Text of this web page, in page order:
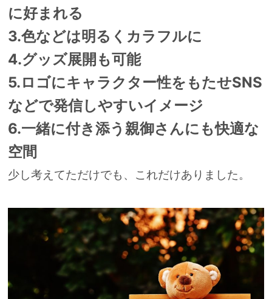
に好まれる
3.色などは明るくカラフルに
4.グッズ展開も可能
5.ロゴにキャラクター性をもたせSNS
などで発信しやすいイメージ
6.一緒に付き添う親御さんにも快適な
空間
少し考えてただけでも、これだけありました。